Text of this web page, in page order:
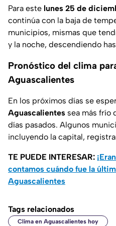
Para este lunes 25 de
continúa con la baja de
municipios, mismas que
y la noche, descendiendo
Pronóstico del clima
Aguascalientes
En los próximos días se
Aguascalientes sea más frío
días pasados. Algunos
incluyendo la capital,
TE PUEDE INTERESAR:
contamos cuándo fue la
Aguascalientes
Tags relacionados
Clima en Aguascalientes hoy